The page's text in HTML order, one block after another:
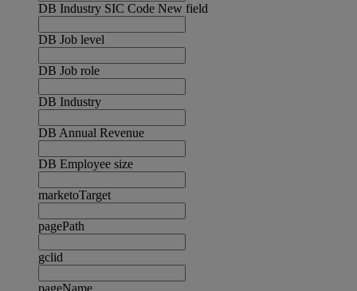
DB Industry SIC Code New field
DB Job level
DB Job role
DB Industry
DB Annual Revenue
DB Employee size
marketoTarget
pagePath
gclid
pageName